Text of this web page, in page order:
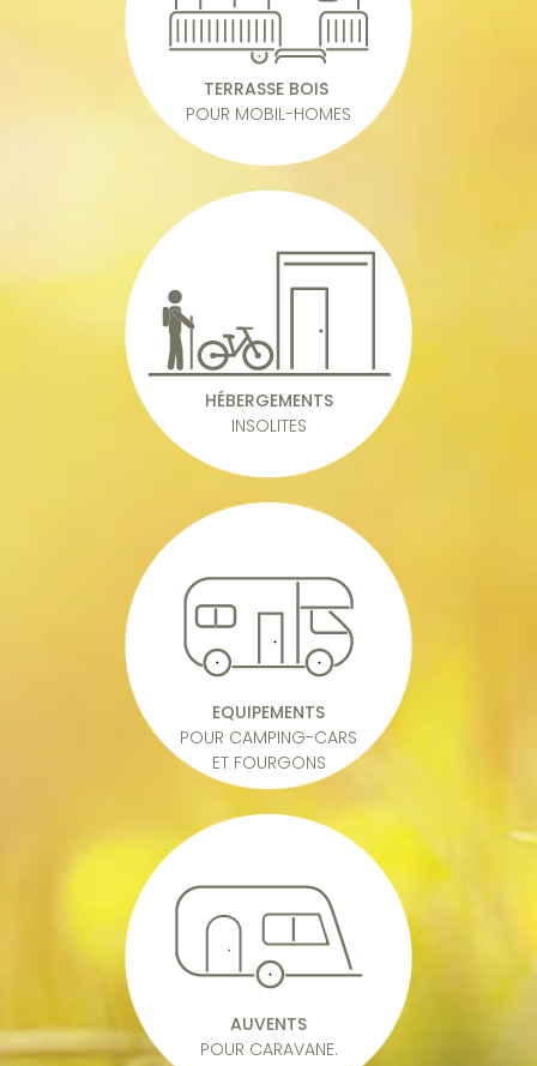
TERRASSE BOIS
POUR MOBIL-HOMES
HÉBERGEMENTS
INSOLITES
EQUIPEMENTS
POUR CAMPING-CARS
ET FOURGONS
AUVENTS
POUR CARAVANE.